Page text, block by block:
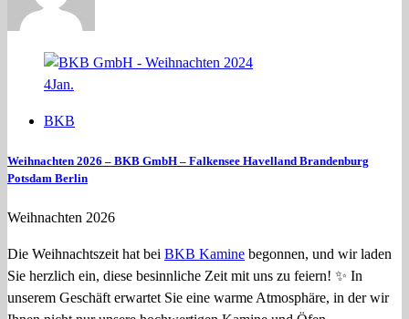
4Jan.
BKB
Weihnachten 2026 – BKB GmbH – Falkensee Havelland Brandenburg
Potsdam Berlin
Weihnachten 2026
Die Weihnachtszeit hat bei BKB Kamine begonnen, und wir laden
Sie herzlich ein, diese besinnliche Zeit mit uns zu feiern! ✨ In
unserem Geschäft erwartet Sie eine warme Atmosphäre, in der wir